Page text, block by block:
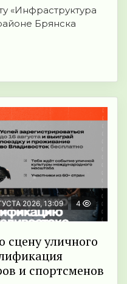
«Инфраструктура
Брянска
2026, 13:09 4
сцену уличного
и спортсменов